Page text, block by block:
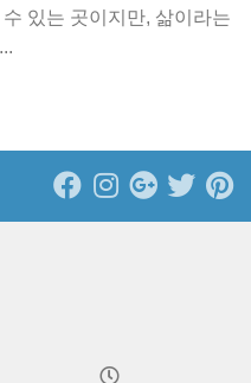
있는 곳이지만, 삶이라는